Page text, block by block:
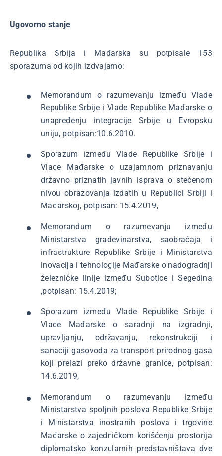
Ugovorno stanje
Republika Srbija i Mađarska su potpisale 153
sporazuma od kojih izdvajamo:
Memorandum o razumevanju između Vlade
Republike Srbije i Vlade Republike Mađarske o
unapređenju integracije Srbije u Evropsku
uniju, potpisan:10.6.2010.
Sporazum između Vlade Republike Srbije i
Vlade Mađarske o uzajamnom priznavanju
državno priznatih javnih isprava o stečenom
nivou obrazovanja izdatih u Republici Srbiji i
Mađarskoj, potpisan: 15.4.2019,
Memorandum o razumevanju između
Ministarstva građevinarstva, saobraćaja i
infrastrukture Republike Srbije i Ministarstva
inovacija i tehnologije Mađarske o nadogradnji
železničke linije između Subotice i Segedina
,potpisan: 15.4.2019;
Sporazum između Vlade Republike Srbije i
Vlade Mađarske o saradnji na izgradnji,
upravljanju, održavanju, rekonstrukciji i
sanaciji gasovoda za transport prirodnog gasa
koji prelazi preko državne granice, potpisan:
14.6.2019,
Memorandum o razumevanju između
Ministarstva spoljnih poslova Republike Srbije
i Ministarstva inostranih poslova i trgovine
Mađarske o zajedničkom korišćenju prostorija
diplomatsko konzularnih predstavništava dve